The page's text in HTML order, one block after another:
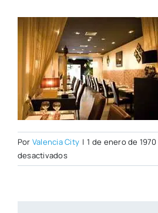
Por Valencia City | 1 de enero de 1970
desactivadosen
Antlaya.jpg